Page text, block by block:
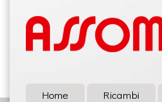
Home Ricambi